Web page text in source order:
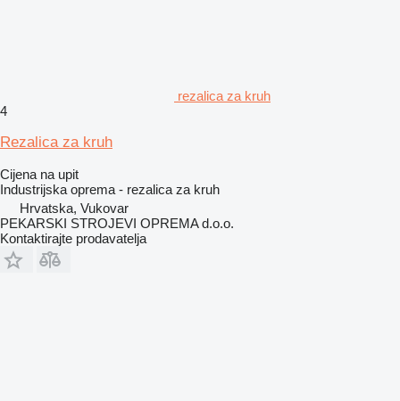
rezalica za kruh
4
Rezalica za kruh
Cijena na upit
Industrijska oprema - rezalica za kruh
Hrvatska, Vukovar
PEKARSKI STROJEVI OPREMA d.o.o.
Kontaktirajte prodavatelja